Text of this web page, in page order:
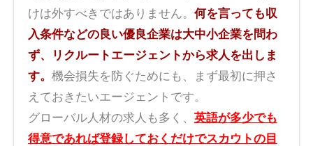
けは外すべきではありません。 何を言っても収
入条件などの良い優良企業は大中小企業を問わ
ず、リクルートエージェントから求人を出しま
す。 機会損失を防ぐためにも、まず最初に押さ
えておきたいエージェントです。
グローバル人材の求人も多く、 英語が多少でも
得意であれば登録しておくだけでスカウトの目